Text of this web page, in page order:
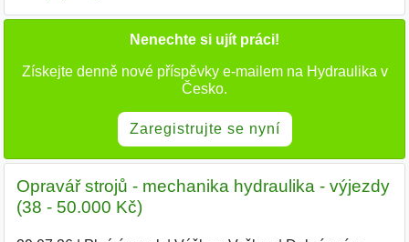
Nenechte si ujít práci!
Získejte denně nové příspěvky e-mailem na Hydraulika v
Česko.
Zaregistrujte se nyní
Opravář strojů - mechanika hydraulika - výjezdy
(38 - 50.000 Kč)